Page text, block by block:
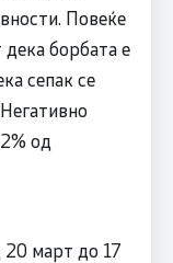
Повеќе
борбата е
сепак се
од
март до 17